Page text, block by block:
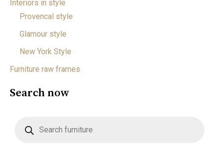
Interiors in style
Provencal style
Glamour style
New York Style
Furniture raw frames
Search now